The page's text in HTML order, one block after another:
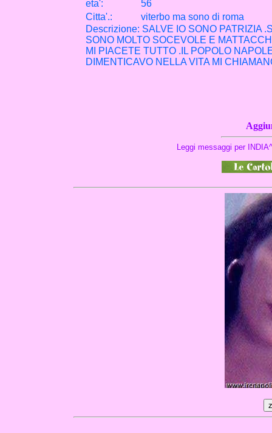
eta':
56
Citta'.:
viterbo ma sono di roma
Descrizione: SALVE IO SONO PATRIZIA
SONO MOLTO SOCEVOLE E
MI PIACETE TUTTO .IL POPOLO
DIMENTICAVO NELLA VITA MI
Leggi messaggi per